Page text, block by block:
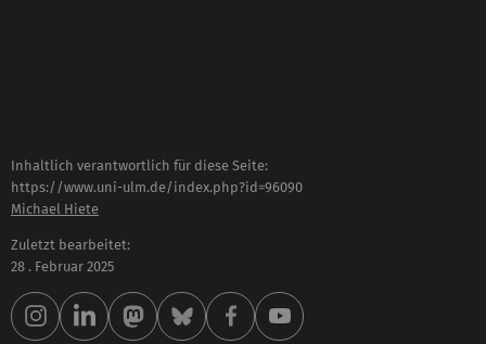
Inhaltlich verantwortlich für diese Seite:
https://www.uni-ulm.de/index.php?id=96090
Michael Hiete
Zuletzt bearbeitet:
28 . Februar 2025